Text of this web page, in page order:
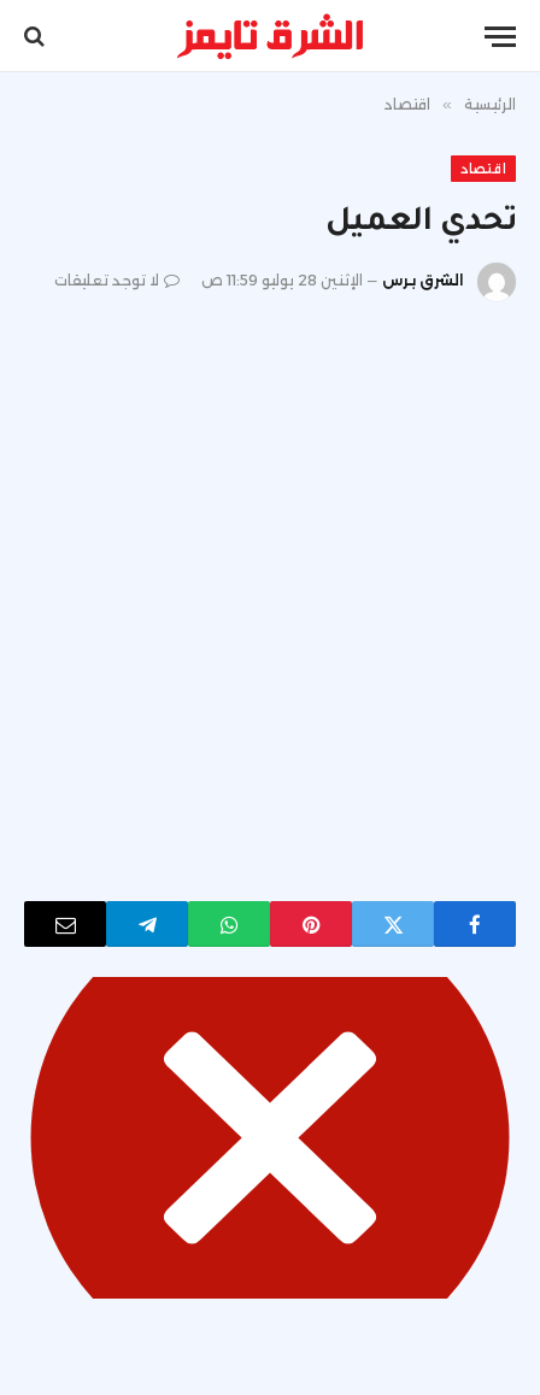
الرئيسية » اقتصاد
اقتصاد
تحدي العميل
الشرق برس الإثنين 28 يوليو 11:59 ص لا توجد تعليقات